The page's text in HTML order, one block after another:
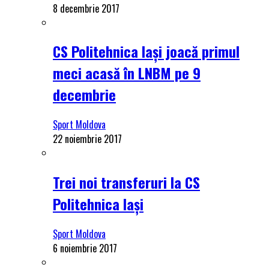
8 decembrie 2017
CS Politehnica Iași joacă primul
meci acasă în LNBM pe 9
decembrie
Sport Moldova
22 noiembrie 2017
Trei noi transferuri la CS
Politehnica Iași
Sport Moldova
6 noiembrie 2017